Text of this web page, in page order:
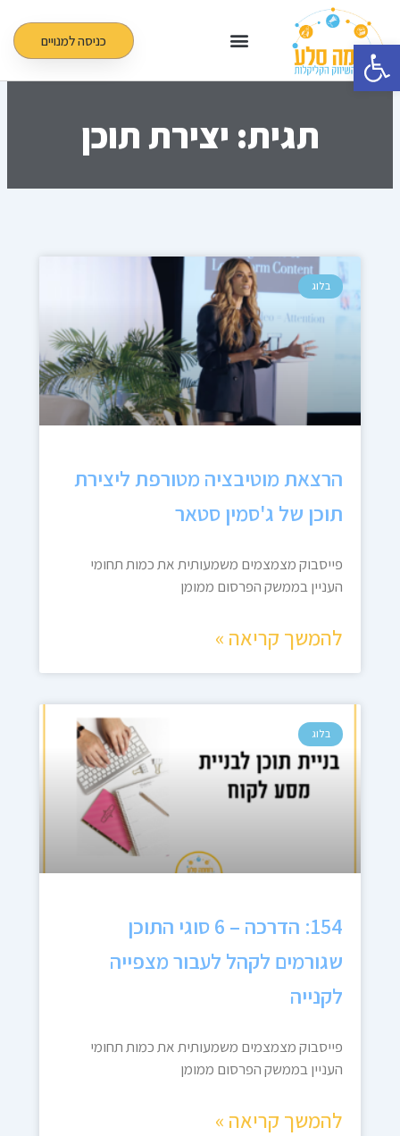
פתח סרגל נגישות
לתוכן
כניסה למנויים
תגית: יצירת תוכן
בלוג
הרצאת מוטיבציה מטורפת ליצירת
תוכן של ג'סמין סטאר
פייסבוק מצמצמים משמעותית את כמות תחומי
העניין בממשק הפרסום ממומן
להמשך קריאה »
בלוג
154: הדרכה – 6 סוגי התוכן
שגורמים לקהל לעבור מצפייה
לקנייה
פייסבוק מצמצמים משמעותית את כמות תחומי
העניין בממשק הפרסום ממומן
להמשך קריאה »
עמוד עמודעמוד